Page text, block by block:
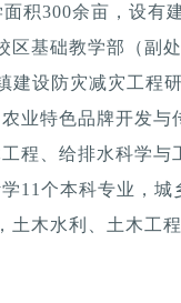
积300余亩，设有
区基础教学部（副
建设防灾减灾工程
业特色品牌开发与
程、给排水科学与
11个本科专业，城
土木水利、土木工